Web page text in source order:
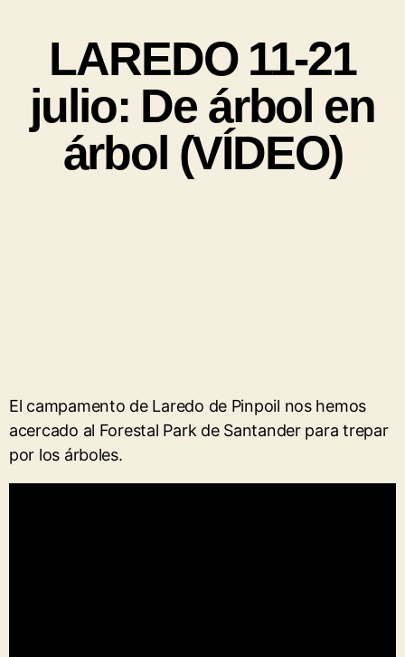
LAREDO 11-21
julio: De árbol en
árbol (VÍDEO)
El campamento de Laredo de Pinpoil nos hemos
acercado al Forestal Park de Santander para trepar
por los árboles.